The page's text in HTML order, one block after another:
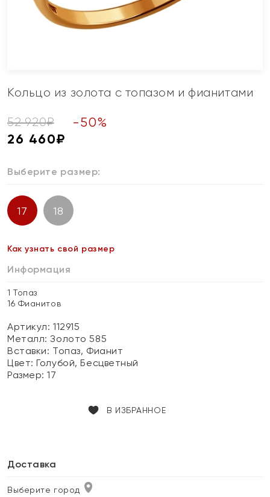
Кольцо из золота с топазом и фианитами
52 920₽ -50%
26 460₽
Выберите размер:
17 18
Как узнать свой размер
Информация
1 Топаз
16 Фианитов
Артикул: 112915
Металл:Золото 585
Вставки: Топаз, Фианит
Цвет:Голубой, Бесцветный
Размер:17
В ИЗБРАННОЕ
Доставка
Выберите город